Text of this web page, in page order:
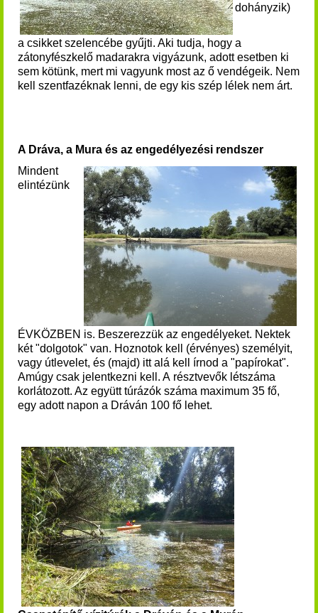
dohányzik)
a csikket szelencébe gyűjti. Aki tudja, hogy a
zátonyfészkelő madarakra vigyázunk, adott esetben ki
sem kötünk, mert mi vagyunk most az ő vendégeik. Nem
kell szentfazéknak lenni, de egy kis szép lélek nem árt.
A Dráva, a Mura és az engedélyezési rendszer
Mindent
elintézünk
ÉVKÖZBEN is. Beszerezzük az engedélyeket. Nektek
két "dolgotok" van. Hoznotok kell (érvényes) személyit,
vagy útlevelet, és (majd) itt alá kell írnod a "papírokat".
Amúgy csak jelentkezni kell. A résztvevők létszáma
korlátozott. Az együtt túrázók száma maximum 35 fő,
egy adott napon a Dráván 100 fő lehet.